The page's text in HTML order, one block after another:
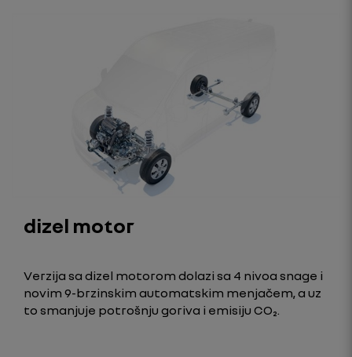
dizel motor
Verzija sa dizel motorom dolazi sa 4 nivoa snage i
novim 9-brzinskim automatskim menjačem, a uz
to smanjuje potrošnju goriva i emisiju CO₂.